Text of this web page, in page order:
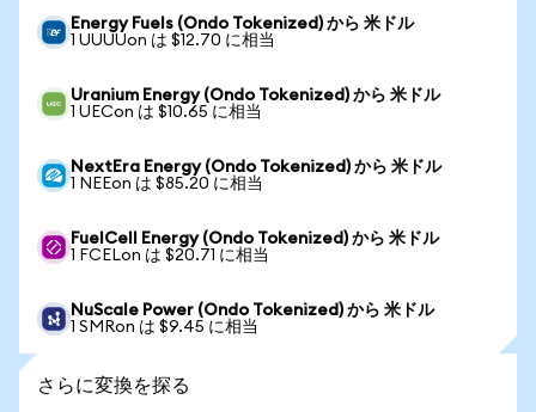
Energy Fuels (Ondo Tokenized) から 米ドル
1 UUUUon は $12.70 に相当
Uranium Energy (Ondo Tokenized) から 米ドル
1 UECon は $10.65 に相当
NextEra Energy (Ondo Tokenized) から 米ドル
1 NEEon は $85.20 に相当
FuelCell Energy (Ondo Tokenized) から 米ドル
1 FCELon は $20.71 に相当
NuScale Power (Ondo Tokenized) から 米ドル
1 SMRon は $9.45 に相当
さらに変換を探る